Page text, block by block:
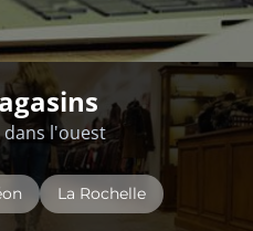
dans l'ouest
La Rochelle